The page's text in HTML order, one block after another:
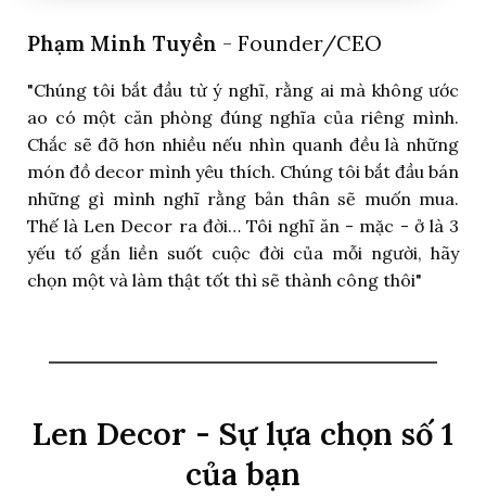
Phạm Minh Tuyền - Founder/CEO
"Chúng tôi bắt đầu từ ý nghĩ, rằng ai mà không ước
ao có một căn phòng đúng nghĩa của riêng mình.
Chắc sẽ đỡ hơn nhiều nếu nhìn quanh đều là những
món đồ decor mình yêu thích. Chúng tôi bắt đầu bán
những gì mình nghĩ rằng bản thân sẽ muốn mua.
Thế là Len Decor ra đời… Tôi nghĩ ăn - mặc - ở là 3
yếu tố gắn liền suốt cuộc đời của mỗi người, hãy
chọn một và làm thật tốt thì sẽ thành công thôi"
Len Decor - Sự lựa chọn số 1
của bạn